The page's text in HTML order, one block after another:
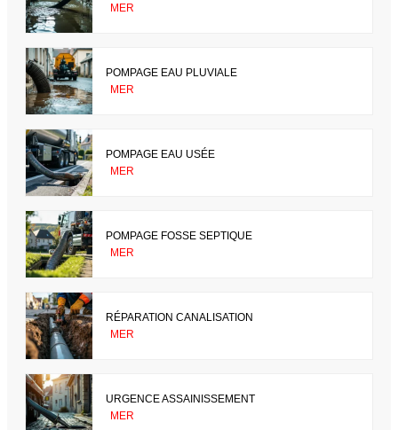
MER
POMPAGE EAU PLUVIALE
MER
POMPAGE EAU USÉE
MER
POMPAGE FOSSE SEPTIQUE
MER
RÉPARATION CANALISATION
MER
URGENCE ASSAINISSEMENT
MER